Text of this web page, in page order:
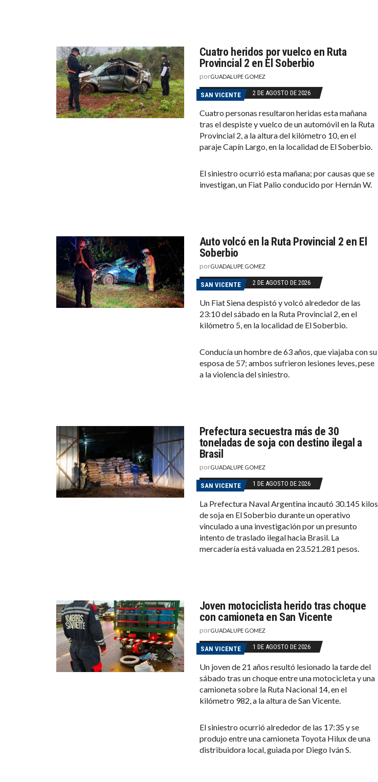
Cuatro heridos por vuelco en Ruta
Provincial 2 en El Soberbio
porGUADALUPE GOMEZ
SAN VICENTE 2 DE AGOSTO DE 2026
Cuatro personas resultaron heridas esta mañana
tras el despiste y vuelco de un automóvil en la Ruta
Provincial 2, a la altura del kilómetro 10, en el
paraje Capín Largo, en la localidad de El Soberbio.
El siniestro ocurrió esta mañana; por causas que se
investigan, un Fiat Palio conducido por Hernán W.
Auto volcó en la Ruta Provincial 2 en El
Soberbio
porGUADALUPE GOMEZ
SAN VICENTE 2 DE AGOSTO DE 2026
Un Fiat Siena despistó y volcó alrededor de las
23:10 del sábado en la Ruta Provincial 2, en el
kilómetro 5, en la localidad de El Soberbio.
Conducía un hombre de 63 años, que viajaba con su
esposa de 57; ambos sufrieron lesiones leves, pese
a la violencia del siniestro.
Prefectura secuestra más de 30
toneladas de soja con destino ilegal a
Brasil
porGUADALUPE GOMEZ
SAN VICENTE 1 DE AGOSTO DE 2026
La Prefectura Naval Argentina incautó 30.145 kilos
de soja en El Soberbio durante un operativo
vinculado a una investigación por un presunto
intento de traslado ilegal hacia Brasil. La
mercadería está valuada en 23.521.281 pesos.
Joven motociclista herido tras choque
con camioneta en San Vicente
porGUADALUPE GOMEZ
SAN VICENTE 1 DE AGOSTO DE 2026
Un joven de 21 años resultó lesionado la tarde del
sábado tras un choque entre una motocicleta y una
camioneta sobre la Ruta Nacional 14, en el
kilómetro 982, a la altura de San Vicente.
El siniestro ocurrió alrededor de las 17:35 y se
produjo entre una camioneta Toyota Hilux de una
distribuidora local, guiada por Diego Iván S.